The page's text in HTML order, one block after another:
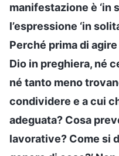
manifestazione è ‘in
l’espressione ‘in
Perché prima di
Dio in preghiera, né
né tanto meno
condividere e a cui
adeguata? Cosa
lavorative? Come si